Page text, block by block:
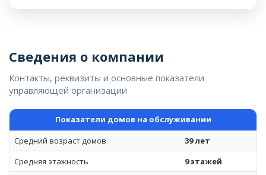
Сведения о компании
Контакты, реквизиты и основные показатели
управляющей организации
Показатели домов на обслуживании
Средний возраст домов
39 лет
Средняя этажность
9 этажей